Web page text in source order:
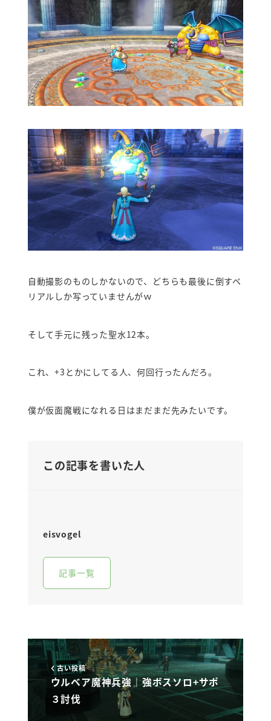
自動撮影のものしかないので、どちらも最後に倒すベ
リアルしか写っていませんがｗ
そして手元に残った聖水12本。
これ、+3とかにしてる人、何回行ったんだろ。
僕が仮面魔戦になれる日はまだまだ先みたいです。
この記事を書いた人
eisvogel
記事一覧
古い投稿
ウルベア魔神兵強｜強ボスソロ+サポ
３討伐